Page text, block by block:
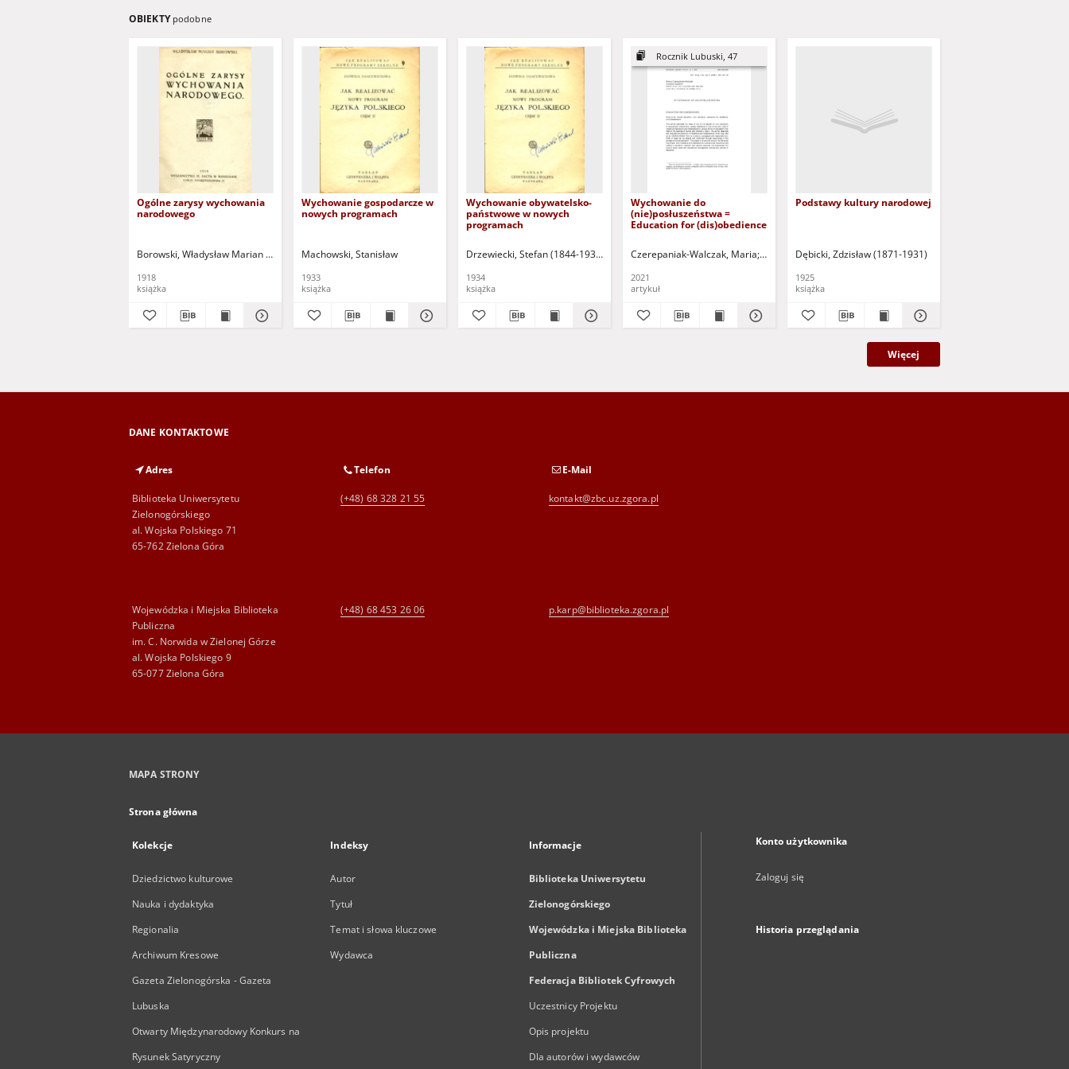
OBIEKTY podobne
Ogólne zarysy wychowania
narodowego
Borowski, Władysław Marian (1875-1939)
1918
książka
Wychowanie gospodarcze w
nowych programach
Machowski, Stanisław
1933
książka
Wychowanie obywatelsko-
państwowe w nowych
programach
Drzewiecki, Stefan (1844-1938)
1934
książka
Rocznik Lubuski, 47
Wychowanie do
(nie)posłuszeństwa =
Education for (dis)obedience
Czerepaniak-Walczak, Maria Bochno, Ewa - red. Kopaczyńska, Iwona - red.
2021
artykuł
Podstawy kultury narodowej
Dębicki, Zdzisław (1871-1931)
1925
książka
Więcej
DANE KONTAKTOWE
Adres
Biblioteka Uniwersytetu
Zielonogórskiego
al. Wojska Polskiego 71
65-762 Zielona Góra
Telefon
(+48) 68 328 21 55
E-Mail
kontakt@zbc.uz.zgora.pl
Wojewódzka i Miejska Biblioteka
Publiczna
im. C. Norwida w Zielonej Górze
al. Wojska Polskiego 9
65-077 Zielona Góra
(+48) 68 453 26 06 p.karp@biblioteka.zgora.pl
MAPA STRONY
Strona główna
Kolekcje
Dziedzictwo kulturowe
Nauka i dydaktyka
Regionalia
Archiwum Kresowe
Gazeta Zielonogórska - Gazeta
Lubuska
Otwarty Międzynarodowy Konkurs na
Rysunek Satyryczny
Indeksy
Autor
Tytuł
Temat i słowa kluczowe
Wydawca
Informacje
Biblioteka Uniwersytetu
Zielonogórskiego
Wojewódzka i Miejska Biblioteka
Publiczna
Federacja Bibliotek Cyfrowych
Uczestnicy Projektu
Opis projektu
Dla autorów i wydawców
Konto użytkownika
Zaloguj się
Historia przeglądania